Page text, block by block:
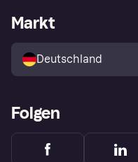
Klarna App
Shops entdecken
Käuferschutzrichtlinie
Händlerportal
Markt
Deutschland
Folgen